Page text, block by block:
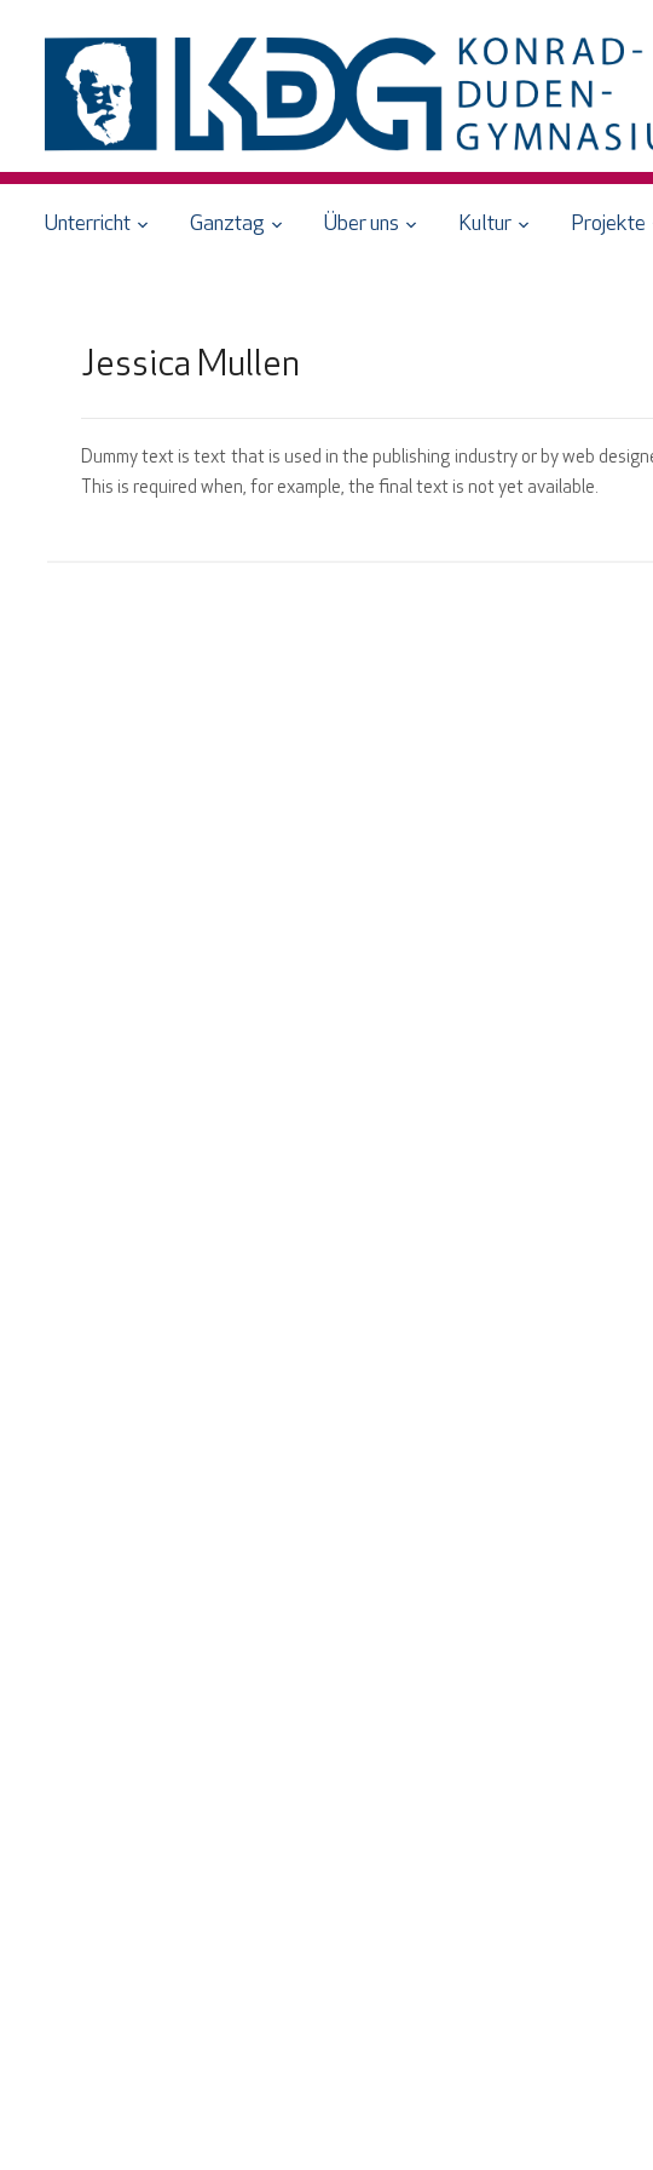
Unterricht Ganztag Über uns Kultur Projekte
Jessica Mullen
Dummy text is text that is used in the publishing industry or by web
This is required when, for example, the final text is not yet available.